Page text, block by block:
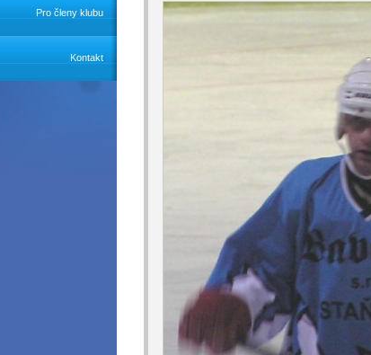
Pro členy klubu
Kontakt